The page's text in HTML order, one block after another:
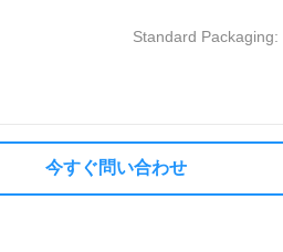
Standard Packaging:
今すぐ問い合わせ